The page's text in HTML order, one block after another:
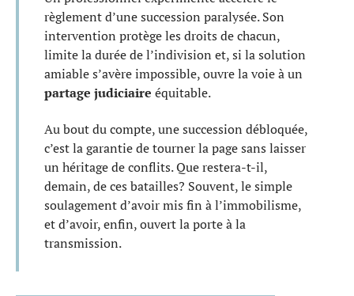
règlement d’une succession paralysée. Son
intervention protège les droits de chacun,
limite la durée de l’indivision et, si la solution
amiable s’avère impossible, ouvre la voie à un
partage judiciaire équitable.
Au bout du compte, une succession débloquée,
c’est la garantie de tourner la page sans laisser
un héritage de conflits. Que restera-t-il,
demain, de ces batailles? Souvent, le simple
soulagement d’avoir mis fin à l’immobilisme,
et d’avoir, enfin, ouvert la porte à la
transmission.